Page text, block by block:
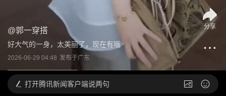
@郭一穿搭
好大气的一身，太美丽了，现在有哦
2026-06-29 04:48 发布于广东
分享
打开腾讯新闻客户端说两句